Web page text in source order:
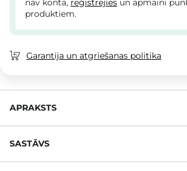
nav konta, reģistrējies un apmaini
produktiem.
Garantija un atgriešanas politika
APRAKSTS
SASTĀVS